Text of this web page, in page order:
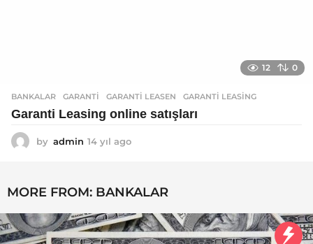
12 0
BANKALAR GARANTI ,GARANTI LEASEN ,GARANTI LEASING
Garanti Leasing online satışları
by admin 14 yıl ago
l
g
o
MORE FROM: BANKALAR